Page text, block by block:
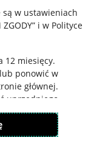
są w ustawieniach
i w Polityce
12 miesięcy.
ponowić w
głównej.
uprzedniego
prywatności